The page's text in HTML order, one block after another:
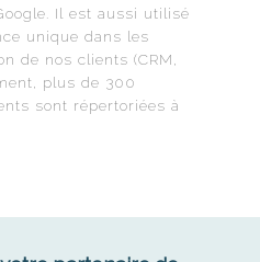
Il est aussi utilisé
unique dans les
de nos clients (CRM,
plus de 300
sont répertoriées à